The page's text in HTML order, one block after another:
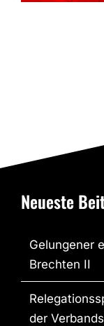
Neueste
Gelungener
Brechten II
der